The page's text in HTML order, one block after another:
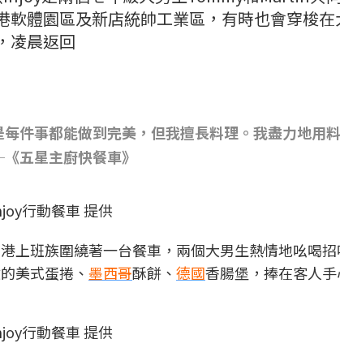
軟體園區及新店統帥工業區，有時也會穿梭
凌晨返回
每件事都能做到完美，但我擅長料理。我盡力地用
五星主廚快餐車》
行動餐車 提供
上班族圍繞著一台餐車，兩個大男生熱情地吆喝
美式蛋捲、 墨西哥酥餅、 德國香腸堡，捧在客人
行動餐車 提供